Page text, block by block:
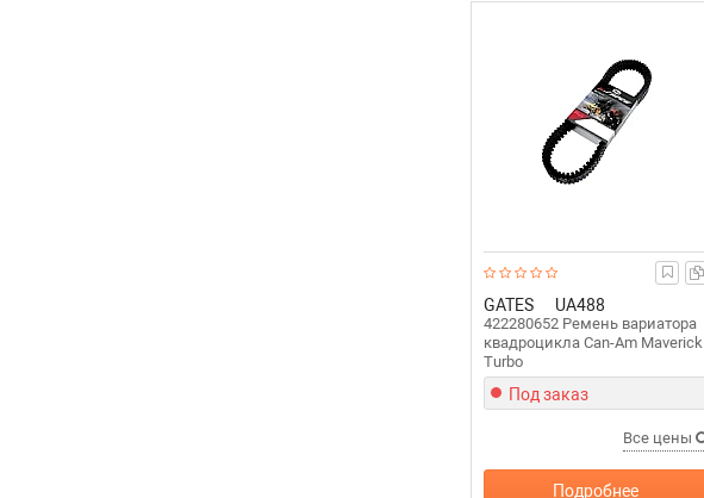
GATES UA488
422280652 Ремень вариатора
квадроцикла Can-Am Maverick
Turbo
Под заказ
Все цены
Подробнее